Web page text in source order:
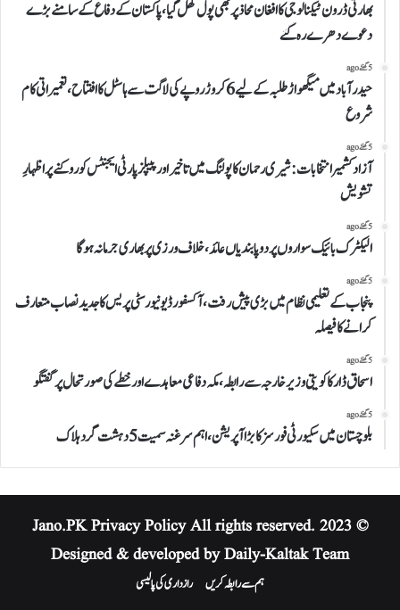
بھارتی ڈرون ٹیکنالوجی کاافغان محاذپربھی پول کھل گیا،پاکستان کے دفاع کے سامنےبڑے
دعوے دھرے رہ گئے
5 گھنٹے ago
حیدرآباد میں میگھواڑ طلبہ کے لیے 6 کروڑ روپے کی لاگت سے ہاسٹل کا افتتاح، تعمیراتی کام
شروع
5 گھنٹے ago
آزاد کشمیر انتخابات: شیری رحمان کا پولنگ میں تاخیر اور پیپلز پارٹی ایجنٹس کو روکنے پر اظہارِ
تشویش
5 گھنٹے ago
الیکٹرک بائیک سواروں پر دو پابندیاں عائد، خلاف ورزی پر بھاری جرمانہ ہوگا
5 گھنٹے ago
پنجاب کے تعلیمی نظام میں بڑی پیش رفت، آکسفورڈ یونیورسٹی پریس کا جدید نصاب متعارف
کرانے کا فیصلہ
5 گھنٹے ago
اسحاق ڈار کا کویتی وزیر خارجہ سے رابطہ، مکہ دفاعی معاہدے اور خطے کی صورتحال پر گفتگو
5 گھنٹے ago
بلوچستان میں سکیورٹی فورسز کا بڑا آپریشن، اہم سرغنہ سمیت 5 دہشت گرد ہلاک
© 2023 Jano.PK
Privacy PolicyAll rights reserved.
Designed & developed by Daily-Kaltak Team
ہم سے رابطہ کریں رازداری کی پالیسی